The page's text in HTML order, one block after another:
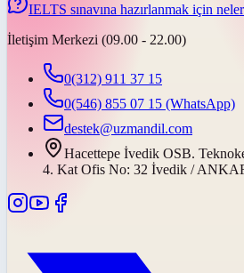
IELTS sınavına hazırlanmak için
İletişim Merkezi (09.00 - 22.00)
0(312) 911 37 15
0(546) 855 07 15 (WhatsApp)
destek@uzmandil.com
Hacettepe İvedik OSB.
4. Kat Ofis No: 32 İvedik /